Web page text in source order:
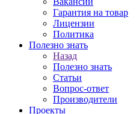
Гарантия на товар
Лицензии
Политика
Полезно знать
Назад
Полезно знать
Статьи
Вопрос-ответ
Производители
Проекты